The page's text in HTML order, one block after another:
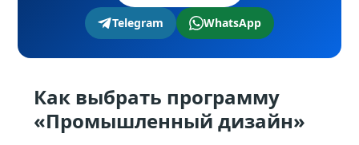
Telegram WhatsApp
Как выбрать программу
«Промышленный дизайн»